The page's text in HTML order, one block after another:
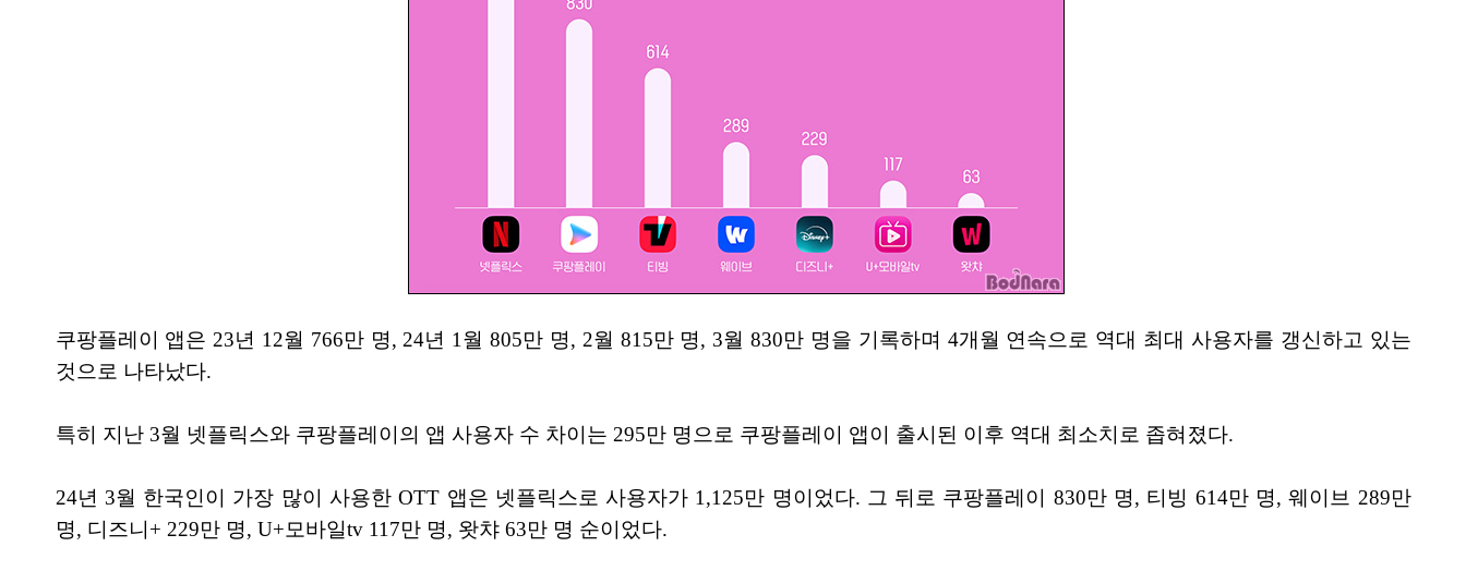
쿠팡플레이 앱은 23년 12월 766만 명, 24년 1월 805만 명, 2월 815만 명, 3월 830만 명을 기록하며 4개월 연속으로 역대 최대 사용자를 갱신하고 있는
것으로 나타났다.
특히 지난 3월 넷플릭스와 쿠팡플레이의 앱 사용자 수 차이는 295만 명으로 쿠팡플레이 앱이 출시된 이후 역대 최소치로 좁혀졌다.
24년 3월 한국인이 가장 많이 사용한 OTT 앱은 넷플릭스로 사용자가 1,125만 명이었다. 그 뒤로 쿠팡플레이 830만 명, 티빙 614만 명, 웨이브 289만
명, 디즈니+ 229만 명, U+모바일tv 117만 명, 왓챠 63만 명 순이었다.